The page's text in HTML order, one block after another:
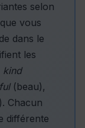
selon
vous
dans le
les
kind
(beau),
Chacun
différente